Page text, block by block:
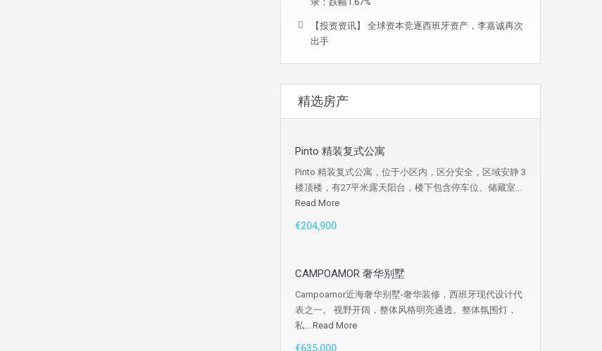
【投资资讯】 全球资本竞逐西班牙资产，李嘉诚再次
出手
精选房产
Pinto 精装复式公寓
Pinto 精装复式公寓，位于小区内，区分安全，区域安静 3
楼顶楼，有27平米露天阳台，楼下包含停车位、储藏室...
Read More
€204,900
CAMPOAMOR 奢华别墅
Campoamor近海奢华别墅-奢华装修，西班牙现代设计代
表之一。 视野开阔，整体风格明亮通透。整体氛围灯，
私... Read More
€635,000